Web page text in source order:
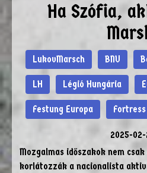
Ha Szófia,
LukovMarsch BNU
LH Légió Hungária
Festung Europa
2025-
Mozgalmas időszakok nem
korlátozzák a nacionalista